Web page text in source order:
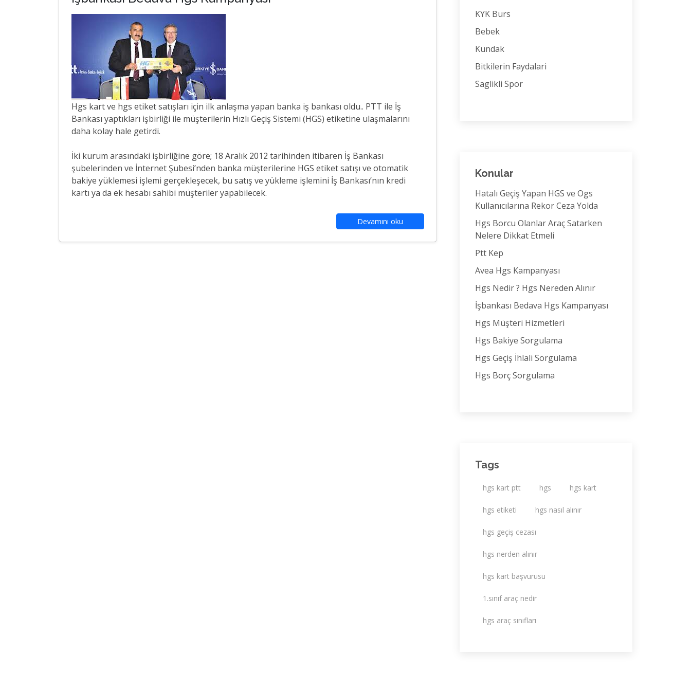
Hgs kart ve hgs etiket satışları için ilk anlaşma yapan banka iş bankası oldu.. PTT ile İş
Bankası yaptıkları işbirliği ile müşterilerin Hızlı Geçiş Sistemi (HGS) etiketine ulaşmalarını
daha kolay hale getirdi.
İki kurum arasındaki işbirliğine göre; 18 Aralık 2012 tarihinden itibaren İş Bankası
şubelerinden ve İnternet Şubesi’nden banka müşterilerine HGS etiket satışı ve otomatik
bakiye yüklemesi işlemi gerçekleşecek, bu satış ve yükleme işlemini İş Bankası’nın kredi
kartı ya da ek hesabı sahibi müşteriler yapabilecek.
Devamını oku
KYK Burs
Bebek
Kundak
Bitkilerin Faydalari
Saglikli Spor
Konular
Hatalı Geçiş Yapan HGS ve Ogs
Kullanıcılarına Rekor Ceza Yolda
Hgs Borcu Olanlar Araç Satarken
Nelere Dikkat Etmeli
Ptt Kep
Avea Hgs Kampanyası
Hgs Nedir ? Hgs Nereden Alınır
İşbankası Bedava Hgs Kampanyası
Hgs Müşteri Hizmetleri
Hgs Bakiye Sorgulama
Hgs Geçiş İhlali Sorgulama
Hgs Borç Sorgulama
Tags
hgs kart ptt hgs hgs kart
hgs etiketi hgs nasıl alınır
hgs geçiş cezası
hgs nerden alınır
hgs kart başvurusu
1.sınıf araç nedir
hgs araç sınıfları